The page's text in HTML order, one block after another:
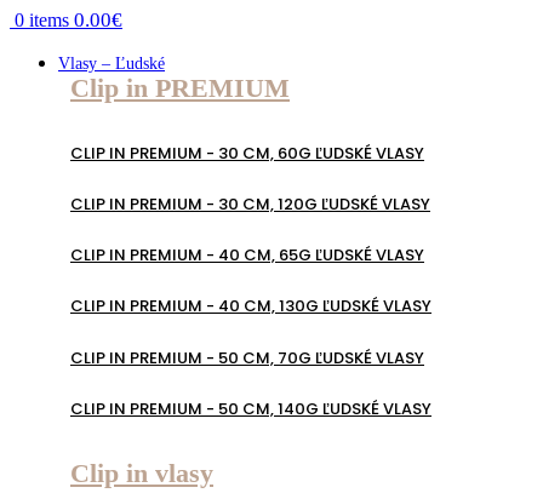
0 items 0.00€
Vlasy – Ľudské
Clip in PREMIUM
CLIP IN PREMIUM - 30 CM, 60G ĽUDSKÉ VLASY
CLIP IN PREMIUM - 30 CM, 120G ĽUDSKÉ VLASY
CLIP IN PREMIUM - 40 CM, 65G ĽUDSKÉ VLASY
CLIP IN PREMIUM - 40 CM, 130G ĽUDSKÉ VLASY
CLIP IN PREMIUM - 50 CM, 70G ĽUDSKÉ VLASY
CLIP IN PREMIUM - 50 CM, 140G ĽUDSKÉ VLASY
Clip in vlasy